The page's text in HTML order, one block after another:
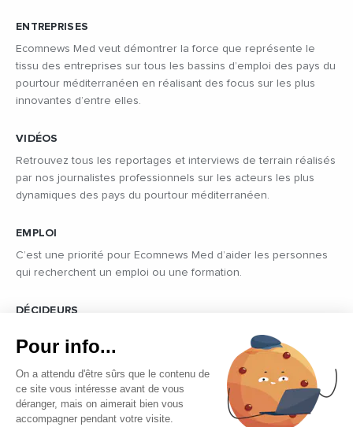
ENTREPRISES
Ecomnews Med veut démontrer la force que représente le
tissu des entreprises sur tous les bassins d’emploi des pays du
pourtour méditerranéen en réalisant des focus sur les plus
innovantes d’entre elles.
VIDÉOS
Retrouvez tous les reportages et interviews de terrain réalisés
par nos journalistes professionnels sur les acteurs les plus
dynamiques des pays du pourtour méditerranéen.
EMPLOI
C’est une priorité pour Ecomnews Med d’aider les personnes
qui recherchent un emploi ou une formation.
DÉCIDEURS
politique des pays du pourtour de la Méditerranée.
Pour info...
On a attendu d'être sûrs que le contenu de
ce site vous intéresse avant de vous
déranger, mais on aimerait bien vous
accompagner pendant votre visite.